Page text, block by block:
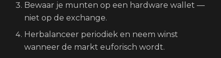
Bewaar je munten op een hardware wallet —
niet op de exchange.
Herbalanceer periodiek en neem winst
wanneer de markt euforisch wordt.